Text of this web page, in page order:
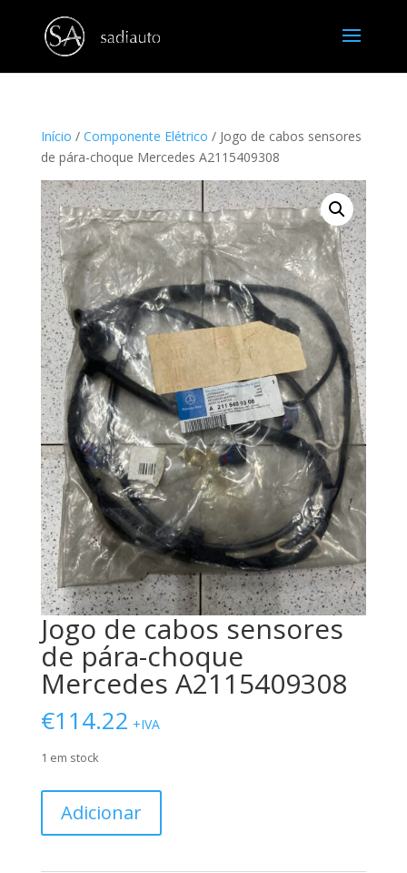
Início / Componente Elétrico / Jogo de cabos sensores
de pára-choque Mercedes A2115409308
Jogo de cabos sensores
de pára-choque
Mercedes A2115409308
€114.22 +IVA
1 em stock
Jogo
Adicionar